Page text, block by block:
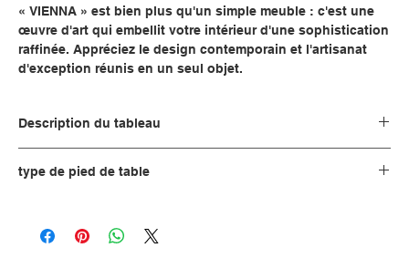
« VIENNA » est bien plus qu'un simple meuble : c'est une
œuvre d'art qui embellit votre intérieur d'une sophistication
raffinée. Appréciez le design contemporain et l'artisanat
d'exception réunis en un seul objet.
Description du tableau
Fonction tableau :
Taille:
type de pied de table
dans la liste ci-dessus) : le plateau seul, sans pieds.
Pieds de table, comme illustré sur la photo du produit.